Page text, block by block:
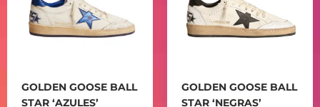
GOLDEN GOOSE BALL
STAR ‘AZULES’
GOLDEN GOOSE BALL
STAR ‘NEGRAS’